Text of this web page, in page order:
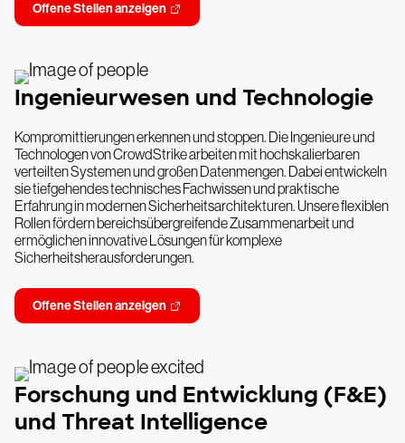
Offene Stellen anzeigen
Ingenieurwesen und Technologie
Kompromittierungen erkennen und stoppen. Die Ingenieure und
Technologen von CrowdStrike arbeiten mit hochskalierbaren
verteilten Systemen und großen Datenmengen. Dabei entwickeln
sie tiefgehendes technisches Fachwissen und praktische
Erfahrung in modernen Sicherheitsarchitekturen. Unsere flexiblen
Rollen fördern bereichsübergreifende Zusammenarbeit und
ermöglichen innovative Lösungen für komplexe
Sicherheitsherausforderungen.
Offene Stellen anzeigen
Forschung und Entwicklung (F&E)
und Threat Intelligence